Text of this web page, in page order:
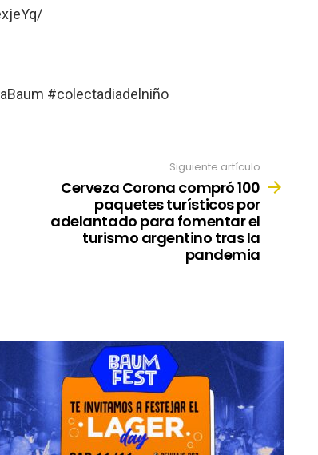
#colectadiadelniño
Siguiente artículo
Cerveza Corona compró 100
paquetes turísticos por
adelantado para fomentar el
turismo argentino tras la
pandemia